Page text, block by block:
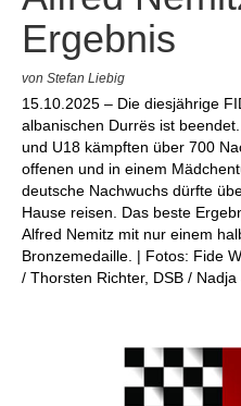
Ergebnis
von Stefan Liebig
15.10.2025 – Die diesjährige
albanischen Durrës ist
und U18 kämpften über 700
offenen und in einem
deutsche Nachwuchs dürfte
Hause reisen. Das beste
Alfred Nemitz mit nur einem
Bronzemedaille. | Fotos: Fide
/ Thorsten Richter, DSB / Nadja